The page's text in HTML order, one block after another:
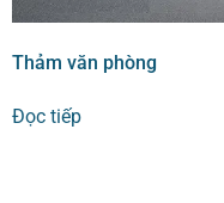
Thảm văn phòng
Đọc tiếp